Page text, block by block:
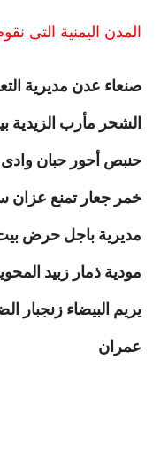
المدن اليمنية التى
صنعاء عدن مديرية
الشحر مأرب
حنبص أحور حبان
خمر جعار تمنع عزان
مديرية باجل حرض
مودية ذمار زبيد
يريم البيضاء زنجبار
عمران